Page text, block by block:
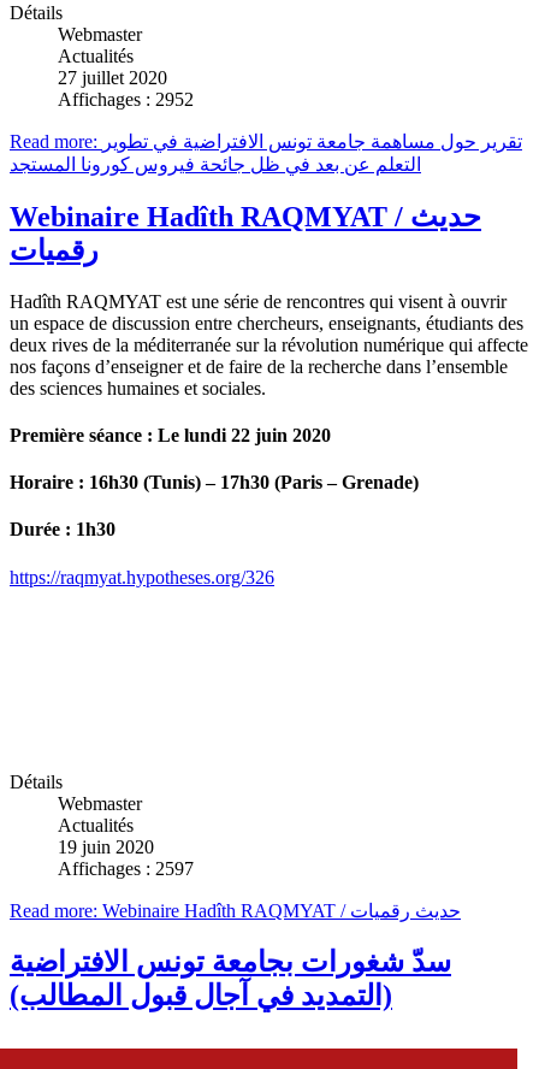
Détails
Webmaster
Actualités
27 juillet 2020
Affichages : 2952
Read more: تقرير حول مساهمة جامعة تونس الافتراضية في تطوير
التعلم عن بعد في ظل جائحة فيروس كورونا المستجد
Webinaire Hadîth RAQMYAT / حديث
رقميات
Hadîth RAQMYAT est une série de rencontres qui visent à ouvrir
un espace de discussion entre chercheurs, enseignants, étudiants des
deux rives de la méditerranée sur la révolution numérique qui affecte
nos façons d’enseigner et de faire de la recherche dans l’ensemble
des sciences humaines et sociales.
Première séance : Le lundi 22 juin 2020
Horaire : 16h30 (Tunis) – 17h30 (Paris – Grenade)
Durée : 1h30
https://raqmyat.hypotheses.org/326
Détails
Webmaster
Actualités
19 juin 2020
Affichages : 2597
Read more: Webinaire Hadîth RAQMYAT / حديث رقميات
سدّ شغورات بجامعة تونس الافتراضية
(التمديد في آجال قبول المطالب)